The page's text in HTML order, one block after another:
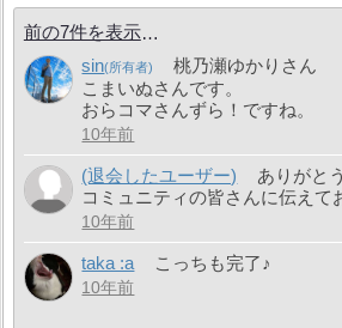
前の7件を表示
sin
桃乃瀬ゆかりさん
こまいぬさんです。
おらコマさんずら！ですね。
10年前
(退会したユーザー)
ありがと
コミュニティの皆さんに伝えて
10年前
taka :a こっちも完了♪
10年前